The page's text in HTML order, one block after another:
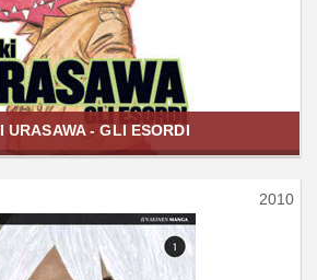
URASAWA - GLI ESORDI
2010